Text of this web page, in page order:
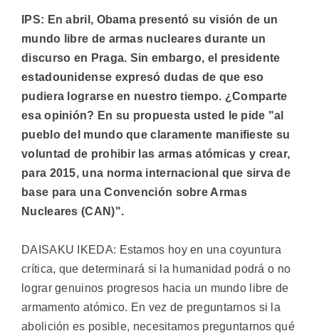
IPS: En abril, Obama presentó su visión de un
mundo libre de armas nucleares durante un
discurso en Praga. Sin embargo, el presidente
estadounidense expresó dudas de que eso
pudiera lograrse en nuestro tiempo. ¿Comparte
esa opinión? En su propuesta usted le pide "al
pueblo del mundo que claramente manifieste su
voluntad de prohibir las armas atómicas y crear,
para 2015, una norma internacional que sirva de
base para una Convención sobre Armas
Nucleares (CAN)".
DAISAKU IKEDA: Estamos hoy en una coyuntura
crítica, que determinará si la humanidad podrá o no
lograr genuinos progresos hacia un mundo libre de
armamento atómico. En vez de preguntarnos si la
abolición es posible, necesitamos preguntarnos qué